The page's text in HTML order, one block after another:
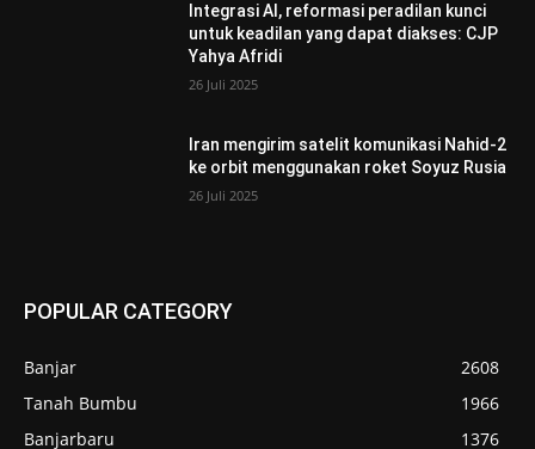
Integrasi AI, reformasi peradilan kunci
untuk keadilan yang dapat diakses: CJP
Yahya Afridi
26 Juli 2025
Iran mengirim satelit komunikasi Nahid-2
ke orbit menggunakan roket Soyuz Rusia
26 Juli 2025
POPULAR CATEGORY
Banjar
2608
Tanah Bumbu
1966
Banjarbaru
1376